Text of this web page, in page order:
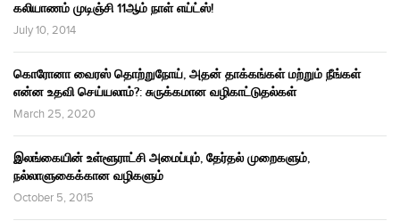
கலியாணம் முடிஞ்சி 11ஆம் நாள் எய்ட்ஸ்!
July 10, 2014
கொரோனா வைரஸ் தொற்றுநோய், அதன் தாக்கங்கள் மற்றும் நீங்கள்
என்ன உதவி செய்யலாம்?: சுருக்கமான வழிகாட்டுதல்கள்
March 25, 2020
இலங்கையின் உள்ளூராட்சி அமைப்பும், தேர்தல் முறைகளும்,
நல்லாளுகைக்கான வழிகளும்
October 5, 2015